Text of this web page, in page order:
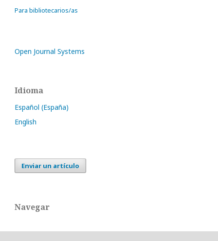
Para bibliotecarios/as
Open Journal Systems
Idioma
Español (España)
English
Enviar un artículo
Navegar